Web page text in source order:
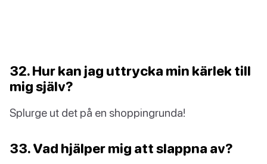
32. Hur kan jag uttrycka min kärlek till
mig själv?
Splurge ut det på en shoppingrunda!
33. Vad hjälper mig att slappna av?